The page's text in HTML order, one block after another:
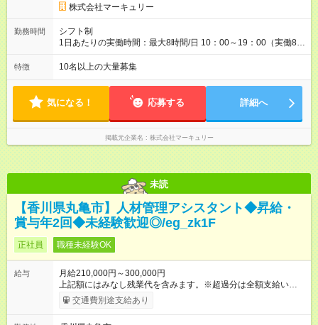
となることも。努力や成長が収入につながる環境です。 【試用
期間】試用期間あり 試用期間の長さ：3ヶ月 雇用形態、給与は
本採用時と同じです。
株式会社マーキュリー
勤務時間
シフト制
1日あたりの実働時間：最大8時間/日 10：00～19：00（実働8時
間） ※勤務地により異なります。
特徴 10名以上の大量募集
気になる！ 応募する 詳細へ
掲載元企業名 株式会社マーキュリー
未読
【香川県丸亀市】人材管理アシスタント◆昇給・
賞与年2回◆未経験歓迎◎/eg_zk1F
正社員 職種未経験OK
給与
月給210,000円～300,000円
上記額にはみなし残業代を含みます。※超過分は全額支給いたし
ます。 みなし残業代 14,616円／月 みなし残業時間 10時間／月
※能力やスキルを考慮の上、当社規程により決定します。 ーー
交通費別途支給あり